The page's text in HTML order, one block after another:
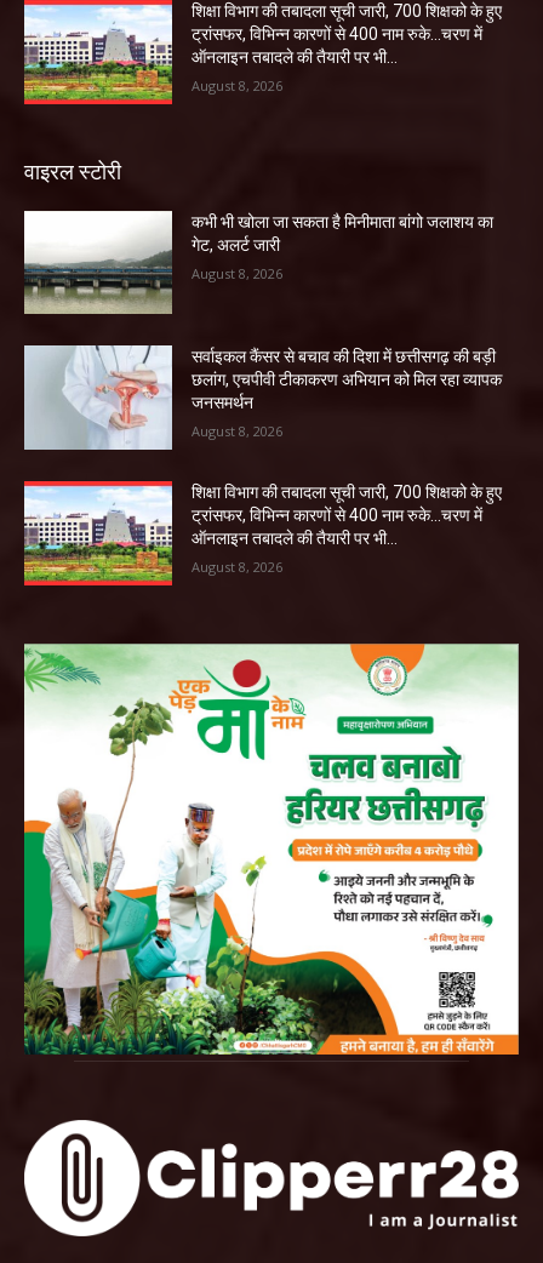
शिक्षा विभाग की तबादला सूची जारी, 700 शिक्षको के हुए
ट्रांसफर, विभिन्न कारणों से 400 नाम रुके…चरण में
ऑनलाइन तबादले की तैयारी पर भी...
August 8, 2026
वाइरल स्टोरी
कभी भी खोला जा सकता है मिनीमाता बांगो जलाशय का
गेट, अलर्ट जारी
August 8, 2026
सर्वाइकल कैंसर से बचाव की दिशा में छत्तीसगढ़ की बड़ी
छलांग, एचपीवी टीकाकरण अभियान को मिल रहा व्यापक
जनसमर्थन
August 8, 2026
शिक्षा विभाग की तबादला सूची जारी, 700 शिक्षको के हुए
ट्रांसफर, विभिन्न कारणों से 400 नाम रुके…चरण में
ऑनलाइन तबादले की तैयारी पर भी...
August 8, 2026